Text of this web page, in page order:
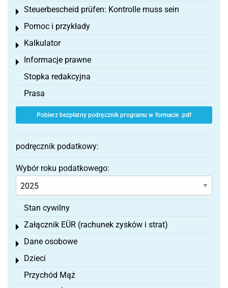
Steuerbescheid prüfen: Kontrolle muss sein
Toggle menu
Pomoc i przykłady
Toggle menu
Kalkulator
Toggle menu
Informacje prawne
Toggle menu
Stopka redakcyjna
Prasa
Pobierz bezpłatny podręcznik programu w formacie .pdf
podręcznik podatkowy:
Wybór roku podatkowego:
Stan cywilny
Załącznik EÜR (rachunek zysków i strat)
Toggle menu
Dane osobowe
Toggle menu
Dzieci
Toggle menu
Przychód Mąż